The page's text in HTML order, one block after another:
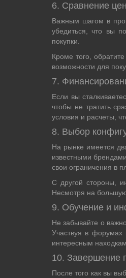
6. Сравнение
Важным шагом в
убедиться, что вы
покупки.
Кроме того,
возможности для
7.
Если вы
чтобы не тратить
условия и расчеты,
8. Выбор
На рынке имеется
известными
свои ограничения в
С другой стороны,
Несмотря на большую
9. Обучение и
Не забывайте о
Участвуя в
интересным
10. Завершение
После того как вы